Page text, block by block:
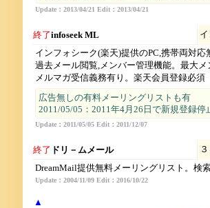
Update：2013/04/21 Edit：2013/04/21
終了infoseek ML
インフォシーク(楽天)提供のPC,携帯両対
過去メール閲覧,メンバー管理機能。最大
メルマガ受信義務有り。楽天会員登録必須
広告無しの有料メーリングリストも有
2011/05/05：2011年4月26日で新規登録
Update：2011/05/05 Edit：2011/12/07
終了 ドリ－ムメール
DreamMail提供無料メーリングリスト。検
Update：2004/11/09 Edit：2016/10/22
▲